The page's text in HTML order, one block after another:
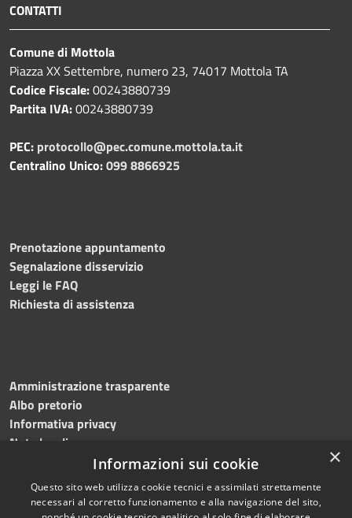
CONTATTI
Comune di Mottola
Piazza XX Settembre, numero 23, 74017 Mottola TA
Codice Fiscale:00243880739
Partita IVA:00243880739
PEC: protocollo@pec.comune.mottola.ta.it
Centralino Unico:099 8866925
Prenotazione appuntamento
Segnalazione disservizio
Leggi le FAQ
Richiesta di assistenza
Amministrazione trasparente
Albo pretorio
Informativa privacy
Note legali
Dichiarazione di accessibilità
×
Informazioni sui cookie
Questo sito web utilizza cookie tecnici e assimilati strettamente
necessari al corretto funzionamento e alla navigazione del sito,